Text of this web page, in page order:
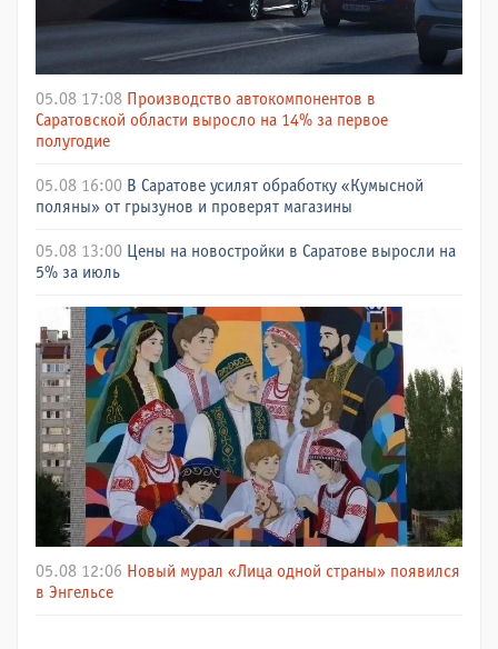
05.08 17:08 Производство автокомпонентов в
Саратовской области выросло на 14% за первое
полугодие
05.08 16:00 В Саратове усилят обработку «Кумысной
поляны» от грызунов и проверят магазины
05.08 13:00
Цены на новостройки в Саратове выросли на
5% за июль
05.08 12:06 Новый мурал «Лица одной страны» появился
в Энгельсе